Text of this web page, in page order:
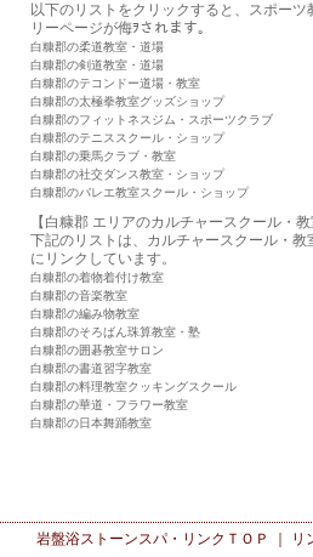
以下のリストをクリックすると、スポー
リーページが侮ｦされます。
白糠郡の柔道教室・道場
白糠郡の剣道教室・道場
白糠郡のテコンドー道場・教室
白糠郡の太極拳教室グッズショップ
白糠郡のフィットネスジム・スポーツクラブ
白糠郡のテニススクール・ショップ
白糠郡の乗馬クラブ・教室
白糠郡の社交ダンス教室・ショップ
白糠郡のバレエ教室スクール・ショップ
【白糠郡 エリアのカルチャースクール・
下記のリストは、カルチャースクール・
にリンクしています。
白糠郡の着物着付け教室
白糠郡の音楽教室
白糠郡の編み物教室
白糠郡のそろばん珠算教室・塾
白糠郡の囲碁教室サロン
白糠郡の書道習字教室
白糠郡の料理教室クッキングスクール
白糠郡の華道・フラワー教室
白糠郡の日本舞踊教室
岩盤浴ストーンスパ・リンク ＴＯＰ ｜ リ